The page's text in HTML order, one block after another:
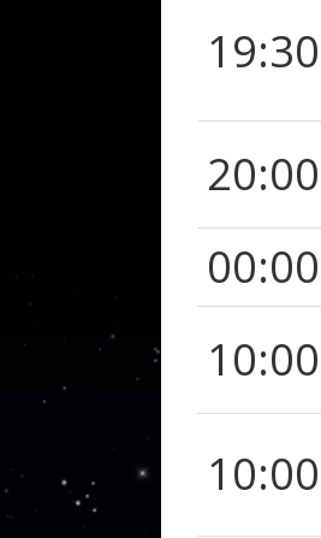
19:30
20:00
00:00
10:00
10:00